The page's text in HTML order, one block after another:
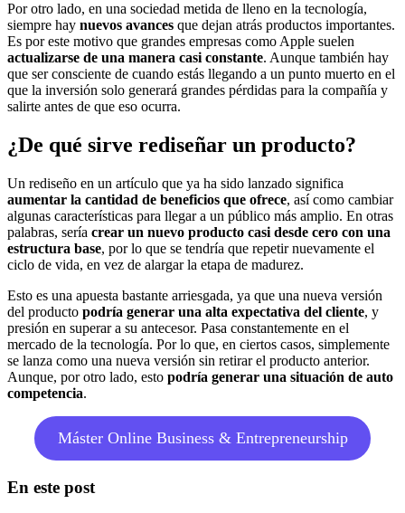
Por otro lado, en una sociedad metida de lleno en la tecnología,
siempre hay nuevos avances que dejan atrás productos importantes.
Es por este motivo que grandes empresas como Apple suelen
actualizarse de una manera casi constante. Aunque también hay
que ser consciente de cuando estás llegando a un punto muerto en el
que la inversión solo generará grandes pérdidas para la compañía y
salirte antes de que eso ocurra.
¿De qué sirve rediseñar un producto?
Un rediseño en un artículo que ya ha sido lanzado significa
aumentar la cantidad de beneficios que ofrece, así como cambiar
algunas características para llegar a un público más amplio. En otras
palabras, sería crear un nuevo producto casi desde cero con una
estructura base, por lo que se tendría que repetir nuevamente el
ciclo de vida, en vez de alargar la etapa de madurez.
Esto es una apuesta bastante arriesgada, ya que una nueva versión
del producto podría generar una alta expectativa del cliente, y
presión en superar a su antecesor. Pasa constantemente en el
mercado de la tecnología. Por lo que, en ciertos casos, simplemente
se lanza como una nueva versión sin retirar el producto anterior.
Aunque, por otro lado, esto podría generar una situación de auto
competencia.
Máster Online Business & Entrepreneurship
En este post